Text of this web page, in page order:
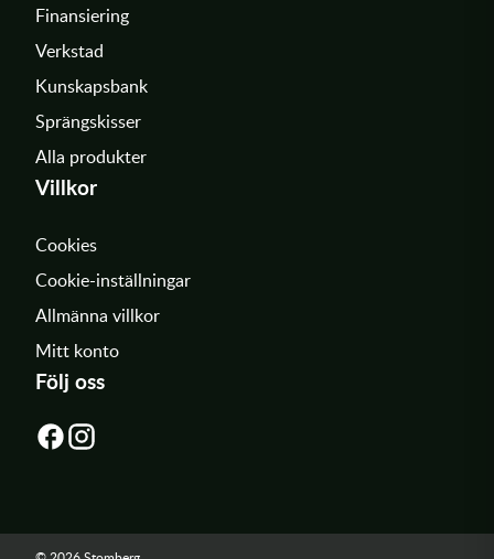
Finansiering
Verkstad
Kunskapsbank
Sprängskisser
Alla produkter
Villkor
Cookies
Cookie-inställningar
Allmänna villkor
Mitt konto
Följ oss